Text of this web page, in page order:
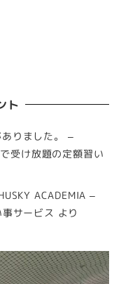
ト
りました。 –
受け放題の定額習い
ACADEMIA –
サービス より